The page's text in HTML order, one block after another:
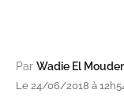
Par Wadie El
Le 24/06/2018 à